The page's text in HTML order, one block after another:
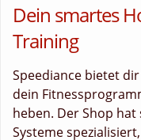
Dein smartes
Training
Speediance bietet
dein
heben. Der Shop
Systeme